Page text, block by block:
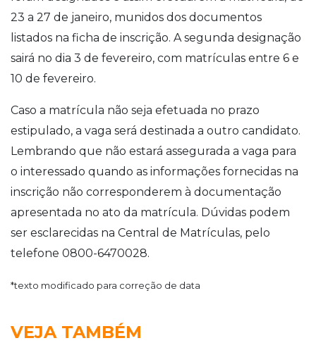
23 a 27 de janeiro, munidos dos documentos
listados na ficha de inscrição. A segunda designação
sairá no dia 3 de fevereiro, com matrículas entre 6 e
10 de fevereiro.
Caso a matrícula não seja efetuada no prazo
estipulado, a vaga será destinada a outro candidato.
Lembrando que não estará assegurada a vaga para
o interessado quando as informações fornecidas na
inscrição não corresponderem à documentação
apresentada no ato da matrícula. Dúvidas podem
ser esclarecidas na Central de Matrículas, pelo
telefone 0800-6470028.
*texto modificado para correção de data
VEJA TAMBÉM